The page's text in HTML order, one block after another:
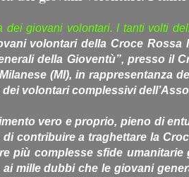
dei giovani volontari. I tanti volti
volontari della Croce Rossa
della Gioventù”, presso il
(MI), in rappresentanza
dei volontari complessivi
vero e proprio, pieno di
contribuire a traghettare la
più complesse sfide umanitarie
mille dubbi che le giovani